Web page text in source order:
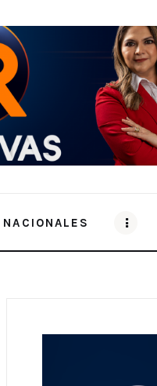
NACIONALES